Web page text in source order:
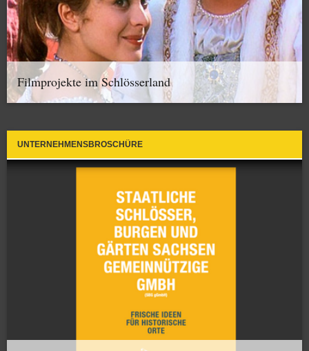
Filmprojekte im Schlösserland
UNTERNEHMENSBROSCHÜRE